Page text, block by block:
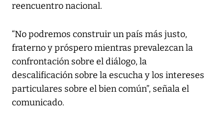
reencuentro nacional.
“No podremos construir un país más justo,
fraterno y próspero mientras prevalezcan la
confrontación sobre el diálogo, la
descalificación sobre la escucha y los intereses
particulares sobre el bien común”, señala el
comunicado.